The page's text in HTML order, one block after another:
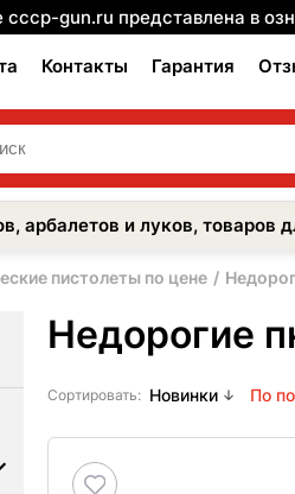
cccp-gun.ru представлена в
Контакты Гарантия
арбалетов и луков,
пистолеты по цене
Недорогие
Сортировать: Новинки По